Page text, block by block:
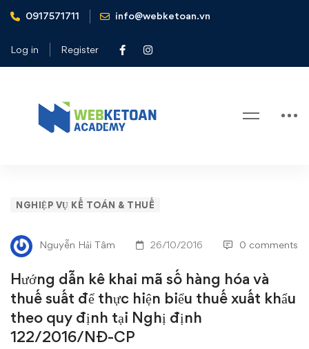
0917571711 info@webketoan.vn
Log in Register
Home
Nghiệp vụ Kế toán & Thuế
hiện biểu thuế xuất khẩu theo quy định tại Nghị định
122/2016/NĐ-CP
Blog
Hướng
dẫn
kê
khai
mã
NGHIỆP VỤ KẾ TOÁN & THUẾ
Nguyễn Hải Tâm 26/10/2016 0 comments
Hướng dẫn kê khai mã số hàng hóa và
thuế suất để thực hiện biểu thuế xuất khẩu
theo quy định tại Nghị định
122/2016/NĐ-CP